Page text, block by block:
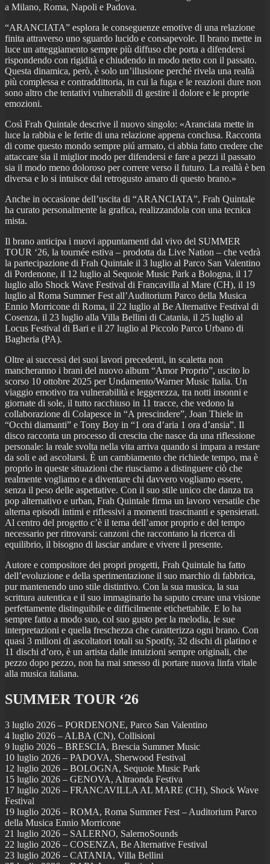
a Milano, Roma, Napoli e Padova.
“ARANCIATA” esplora le conseguenze emotive di una relazione
finita attraverso uno sguardo lucido e consapevole. Il brano mette in
luce un atteggiamento sempre più diffuso che porta a difendersi
rispondendo con rigidità e chiudendo in modo netto con il passato.
Questa dinamica, però, è solo un’illusione perché rivela una realtà
più complessa e contraddittoria, in cui la fuga e le reazioni dure non
sono altro che tentativi vulnerabili di gestire il dolore e le proprie
emozioni.
Così Frah Quintale descrive il nuovo singolo: «Aranciata mette in
luce la rabbia e le ferite di una relazione appena conclusa. Racconta
di come questo mondo sempre piú armato, ci abbia fatto credere che
attaccare sia il miglior modo per difendersi e fare a pezzi il passato
sia il modo meno doloroso per correre verso il futuro. La realtà è ben
diversa e lo si intuisce dal retrogusto amaro di questo brano.»
Anche in occasione dell’uscita di “ARANCIATA”, Frah Quintale
ha curato personalmente la grafica, realizzandola con una tecnica
mista.
Il brano anticipa i nuovi appuntamenti dal vivo del SUMMER
TOUR ‘26, la tournée estiva – prodotta da Live Nation – che vedrà
la partecipazione di Frah Quintale il 3 luglio al Parco San Valentino
di Pordenone, il 12 luglio al Sequoie Music Park a Bologna, il 17
luglio allo Shock Wave Festival di Francavilla al Mare (CH), il 19
luglio al Roma Summer Fest all’Auditorium Parco della Musica
Ennio Morricone di Roma, il 22 luglio al Be Alternative Festival di
Cosenza, il 23 luglio alla Villa Bellini di Catania, il 25 luglio al
Locus Festival di Bari e il 27 luglio al Piccolo Parco Urbano di
Bagheria (PA).
Oltre ai successi dei suoi lavori precedenti, in scaletta non
mancheranno i brani del nuovo album “Amor Proprio”, uscito lo
scorso 10 ottobre 2025 per Undamento/Warner Music Italia. Un
viaggio emotivo tra vulnerabilità e leggerezza, tra notti insonni e
giornate di sole, il tutto racchiuso in 11 tracce, che vedono la
collaborazione di Colapesce in “A prescindere”, Joan Thiele in
“Occhi diamanti” e Tony Boy in “1 ora d’aria 1 ora d’ansia”. Il
disco racconta un processo di crescita che nasce da una riflessione
personale: la reale svolta nella vita arriva quando si impara a restare
da soli e ad ascoltarsi. È un cambiamento che richiede tempo, ma è
proprio in queste situazioni che riusciamo a distinguere ciò che
realmente vogliamo e a diventare chi davvero vogliamo essere,
senza il peso delle aspettative. Con il suo stile unico che danza tra
pop alternativo e urban, Frah Quintale firma un lavoro versatile che
alterna episodi intimi e riflessivi a momenti trascinanti e spensierati.
Al centro del progetto c’è il tema dell’amor proprio e del tempo
necessario per ritrovarsi: canzoni che raccontano la ricerca di
equilibrio, il bisogno di lasciar andare e vivere il presente.
Autore e compositore dei propri progetti, Frah Quintale ha fatto
dell’evoluzione e della sperimentazione il suo marchio di fabbrica,
pur mantenendo uno stile distintivo. Con la sua musica, la sua
scrittura autentica e il suo immaginario ha saputo creare una visione
perfettamente distinguibile e difficilmente etichettabile. E lo ha
sempre fatto a modo suo, col suo gusto per la melodia, le sue
interpretazioni e quella freschezza che caratterizza ogni brano. Con
quasi 3 milioni di ascoltatori totali su Spotify, 32 dischi di platino e
11 dischi d’oro, è un artista dalle intuizioni sempre originali, che
pezzo dopo pezzo, non ha mai smesso di portare nuova linfa vitale
alla musica italiana.
SUMMER TOUR ‘26
3 luglio 2026 – PORDENONE, Parco San Valentino
4 luglio 2026 – ALBA (CN), Collisioni
9 luglio 2026 – BRESCIA, Brescia Summer Music
10 luglio 2026 – PADOVA, Sherwood Festival
12 luglio 2026 – BOLOGNA, Sequoie Music Park
15 luglio 2026 – GENOVA, Altraonda Festiva
17 luglio 2026 – FRANCAVILLA AL MARE (CH), Shock Wave
Festival
19 luglio 2026 – ROMA, Roma Summer Fest – Auditorium Parco
della Musica Ennio Morricone
21 luglio 2026 – SALERNO, SalernoSounds
22 luglio 2026 – COSENZA, Be Alternative Festival
23 luglio 2026 – CATANIA, Villa Bellini